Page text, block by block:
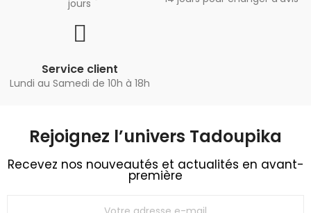
jours
Service client
Lundi au Samedi de 10h à 18h
Rejoignez l’univers Tadoupika​
Recevez nos nouveautés et actualités en avant-
première